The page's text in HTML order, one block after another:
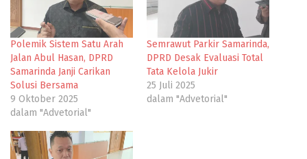
Polemik Sistem Satu Arah
Jalan Abul Hasan, DPRD
Samarinda Janji Carikan
Solusi Bersama
9 Oktober 2025
dalam "Advetorial"
Semrawut Parkir Samarinda,
DPRD Desak Evaluasi Total
Tata Kelola Jukir
25 Juli 2025
dalam "Advetorial"